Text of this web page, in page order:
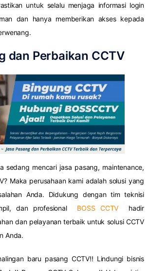
untuk selalu menjaga informasi login
dan hanya memberikan akses kepada
dan Perbaikan CCTV
sedang mencari jasa pasang, maintenance,
Maka perusahaan kami adalah solusi yang
Anda. Didukung dengan tim teknisi
dan profesional BOSS CCTV hadir
dan pelayanan terbaik untuk solusi CCTV
Anda.
baru pasang CCTV!! Lindungi bisnis